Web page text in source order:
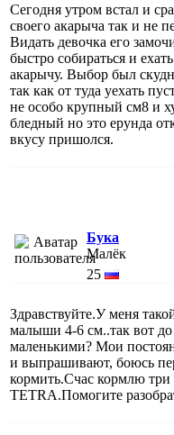
Сегодня утром встал и
своего акарыча так и не
Видать девочка его
быстро собираться и
акарычу. Выбор был
так как от туда уехать
не особо крупный см8 и
бледный но это ерунда
вкусу пришолся.
Бука
Малёк
25
Здравствуйте.У меня
малыши 4-6 см..так вот до
маленькими? Мои
и выпрашивают, боюсь
кормить.Счас кормлю три
TETRA.Помогите